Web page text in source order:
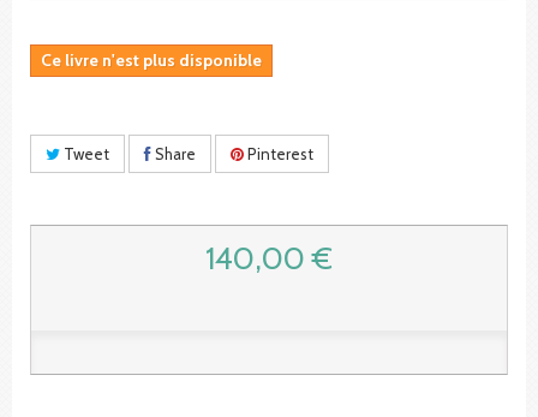
Ce livre n'est plus disponible
Tweet Share Pinterest
140,00 €